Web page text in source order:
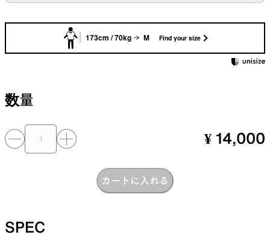
173cm / 70kg M Find your size
数量
¥ 14,000
カートに入れる
SPEC